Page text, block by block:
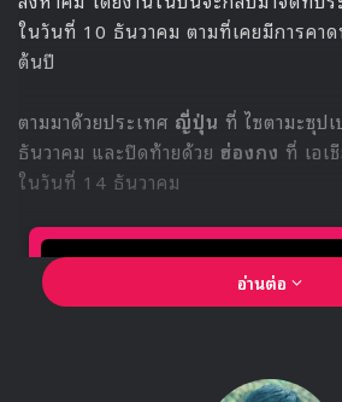
ในวันที่ 10 ธันวาคม ตามที่เคยมีการคา
ต้นปี
ตามมาด้วยประเทศ ญี่ปุ่น ที่ ไซตามะซุป
ธันวาคม และปิดท้ายด้วย ฮ่องกง ที่ เอเ
ในวันที่ 14 ธันวาคม
อ่านต่อ